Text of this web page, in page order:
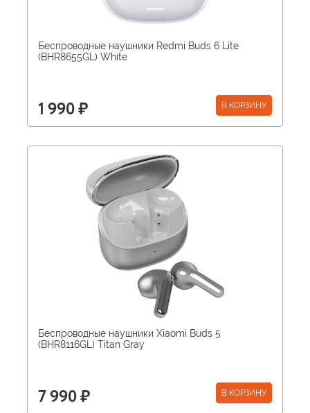
Беспроводные наушники Redmi Buds 6 Lite
(BHR8655GL) White
1 990 ₽ В КОРЗИНУ
Беспроводные наушники Xiaomi Buds 5
(BHR8116GL) Titan Gray
7 990 ₽ В КОРЗИНУ